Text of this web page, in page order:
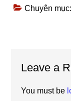
Chuyên mục:
Leave a
You must be